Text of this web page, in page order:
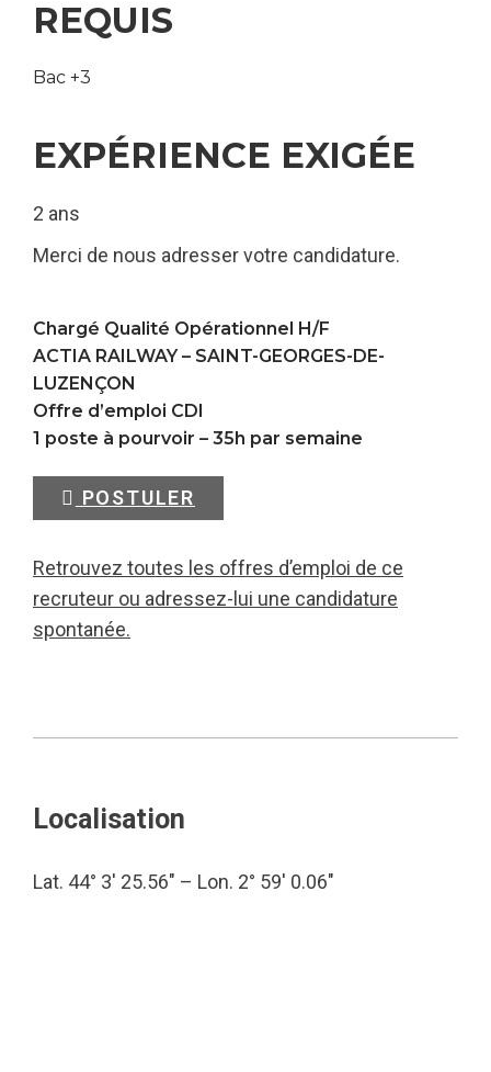
REQUIS
Bac +3
EXPÉRIENCE EXIGÉE
2 ans
Merci de nous adresser votre candidature.
Chargé Qualité Opérationnel H/F
ACTIA RAILWAY – SAINT-GEORGES-DE-
LUZENÇON
Offre d’emploi CDI
1 poste à pourvoir – 35h par semaine
POSTULER
Retrouvez toutes les offres d’emploi de ce
recruteur ou adressez-lui une candidature
spontanée.
Localisation
Lat. 44° 3′ 25.56″ – Lon. 2° 59′ 0.06″